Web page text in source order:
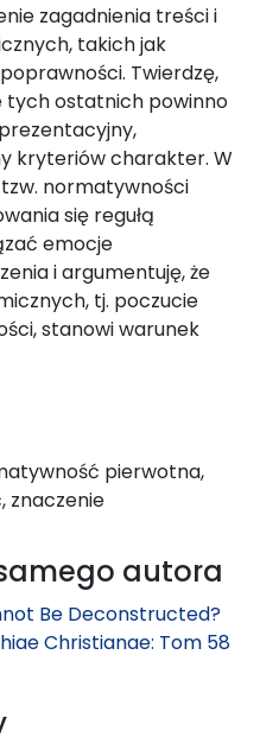
zagadnienia treści i
takich jak
Twierdzę,
tych ostatnich powinno
kryteriów charakter. W
normatywności
się regułą
emocje
i argumentuję, że
tj. poczucie
stanowi warunek
pierwotna,
znaczenie
autora
Be Deconstructed?
Christianae: Tom 58